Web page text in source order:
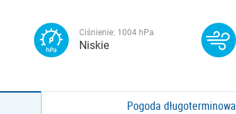
Ciśnienie: 1004 hPa
Niskie
Pogoda długoterminowa